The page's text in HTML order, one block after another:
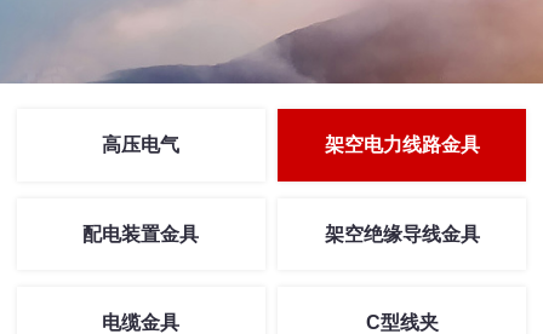
高压电气 架空电力线路金具
配电装置金具 架空绝缘导线金具
电缆金具 C型线夹